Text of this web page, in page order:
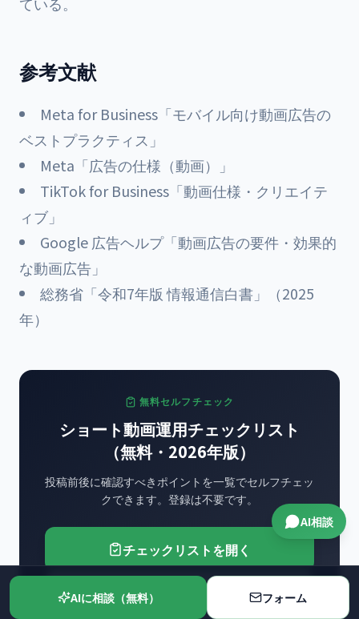
参考文献
Meta for Business「モバイル向け動画広告の
ベストプラクティス」
Meta「広告の仕様（動画）」
TikTok for Business「動画仕様・クリエイテ
ィブ」
Google 広告ヘルプ「動画広告の要件・効果的
な動画広告」
総務省「令和7年版 情報通信白書」（2025
年）
無料セルフチェック
ショート動画運用チェックリスト
（無料・2026年版）
投稿前後に確認すべきポイントを一覧でセルフチェッ
クできます。登録は不要です。
チェックリストを開く
AIに相談する（無料）
AIに相談（無料） フォーム
AI相談